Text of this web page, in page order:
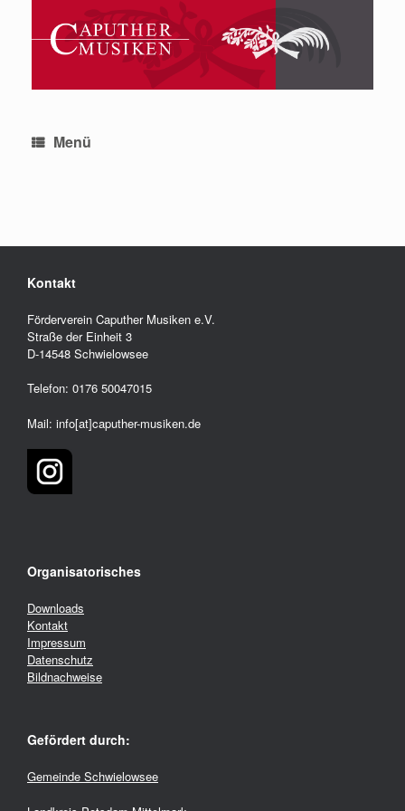
springen
Menü
Kontakt
Förderverein Caputher Musiken e.V.
Straße der Einheit 3
D-14548 Schwielowsee
Telefon: 0176 50047015
Mail: info[at]caputher-musiken.de
Organisatorisches
Downloads
Kontakt
Impressum
Datenschutz
Bildnachweise
Gefördert durch:
Gemeinde Schwielowsee